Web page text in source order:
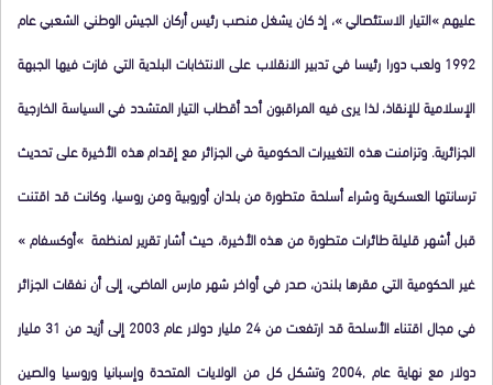
عليهم »التيار الاستئصالي »، إذ كان يشغل منصب رئيس أركان الجيش الوطني الشعبي عام
1992 ولعب دورا رئيسا في تدبير الانقلاب على الانتخابات البلدية التي فازت فيها الجبهة
الإسلامية للإنقاذ، لذا يرى فيه المراقبون أحد أقطاب التيار المتشدد في السياسة الخارجية
الجزائرية. وتزامنت هذه التغييرات الحكومية في الجزائر مع إقدام هذه الأخيرة على تحديث
ترسانتها العسكرية وشراء أسلحة متطورة من بلدان أوروبية ومن روسيا، وكانت قد اقتنت
قبل أشهر قليلة طائرات متطورة من هذه الأخيرة، حيث أشار تقرير لمنظمة »أوكسفام »
غير الحكومية التي مقرها بلندن، صدر في أواخر شهر مارس الماضي، إلى أن نفقات الجزائر
في مجال اقتناء الأسلحة قد ارتفعت من 24 مليار دولار عام 2003 إلى أزيد من 31 مليار
دولار مع نهاية عام ,2004 وتشكل كل من الولايات المتحدة وإسبانيا وروسيا والصين